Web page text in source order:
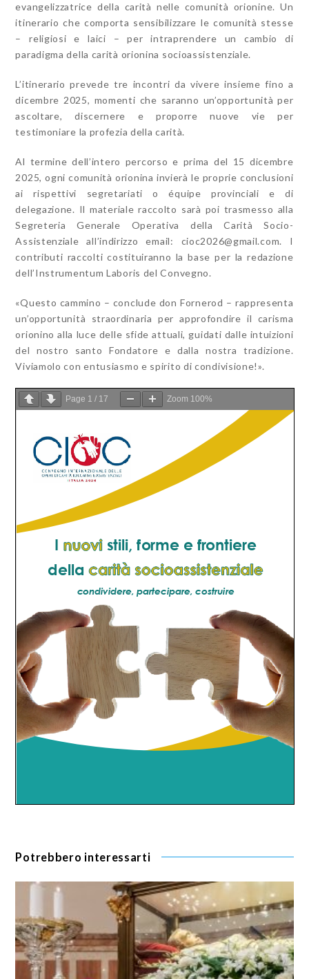
evangelizzatrice della carità nelle comunità orionine. Un
itinerario che comporta sensibilizzare le comunità stesse
– religiosi e laici – per intraprendere un cambio di
paradigma della carità orionina socioassistenziale.
L’itinerario prevede tre incontri da vivere insieme fino a
dicembre 2025, momenti che saranno un’opportunità per
ascoltare, discernere e proporre nuove vie per
testimoniare la profezia della carità.
Al termine dell’intero percorso e prima del 15 dicembre
2025, ogni comunità orionina invierà le proprie conclusioni
ai rispettivi segretariati o équipe provinciali e di
delegazione. Il materiale raccolto sarà poi trasmesso alla
Segreteria Generale Operativa della Carità Socio-
Assistenziale all’indirizzo email: cioc2026@gmail.com. I
contributi raccolti costituiranno la base per la redazione
dell’Instrumentum Laboris del Convegno.
«Questo cammino – conclude don Fornerod – rappresenta
un’opportunità straordinaria per approfondire il carisma
orionino alla luce delle sfide attuali, guidati dalle intuizioni
del nostro santo Fondatore e dalla nostra tradizione.
Viviamolo con entusiasmo e spirito di condivisione!».
Page 1 / 17 Zoom 100%
Potrebbero interessarti